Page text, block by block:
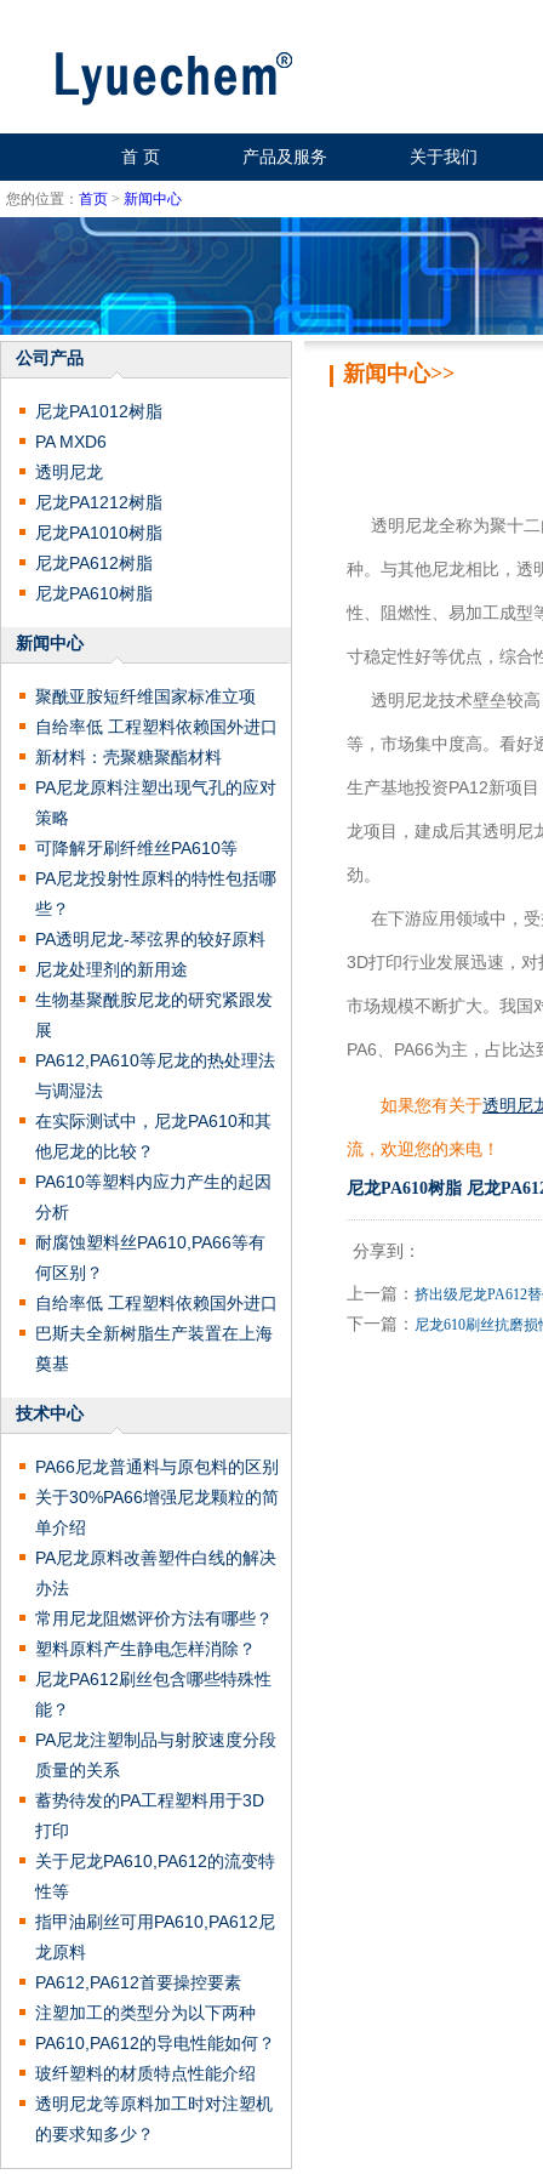
首 页 产品及服务 关于我们
您的位置： 首页 > 新闻中心
公司产品
尼龙PA1012树脂
PA MXD6
透明尼龙
尼龙PA1212树脂
尼龙PA1010树脂
尼龙PA612树脂
尼龙PA610树脂
新闻中心
聚酰亚胺短纤维国家标准立项
自给率低 工程塑料依赖国外进口
新材料：壳聚糖聚酯材料
PA尼龙原料注塑出现气孔的应对
策略
可降解牙刷纤维丝PA610等
PA尼龙投射性原料的特性包括哪
些？
PA透明尼龙-琴弦界的较好原料
尼龙处理剂的新用途
生物基聚酰胺尼龙的研究紧跟发
展
PA612,PA610等尼龙的热处理法
与调湿法
在实际测试中，尼龙PA610和其
他尼龙的比较？
PA610等塑料内应力产生的起因
分析
耐腐蚀塑料丝PA610,PA66等有
何区别？
自给率低 工程塑料依赖国外进口
巴斯夫全新树脂生产装置在上海
奠基
技术中心
PA66尼龙普通料与原包料的区别
关于30%PA66增强尼龙颗粒的简
单介绍
PA尼龙原料改善塑件白线的解决
办法
常用尼龙阻燃评价方法有哪些？
塑料原料产生静电怎样消除？
尼龙PA612刷丝包含哪些特殊性
能？
PA尼龙注塑制品与射胶速度分段
质量的关系
蓄势待发的PA工程塑料用于3D
打印
关于尼龙PA610,PA612的流变特
性等
指甲油刷丝可用PA610,PA612尼
龙原料
PA612,PA612首要操控要素
注塑加工的类型分为以下两种
PA610,PA612的导电性能如何？
玻纤塑料的材质特点性能介绍
透明尼龙等原料加工时对注塑机
的要求知多少？
新闻中心>>
透明尼龙全称为聚十二
种。与其他尼龙相比，透
性、阻燃性、易加工成型
寸稳定性好等优点，综合
透明尼龙技术壁垒较高
等，市场集中度高。看好
生产基地投资PA12新项
龙项目，建成后其透明尼
劲。
在下游应用领域中，受
3D打印行业发展迅速，
市场规模不断扩大。我国
PA6、PA66为主，占比
如果您有关于透明尼
流，欢迎您的来电！
尼龙PA610树脂 尼龙
分享到：
上一篇： 挤出级尼龙PA612
下一篇： 尼龙610刷丝抗磨损